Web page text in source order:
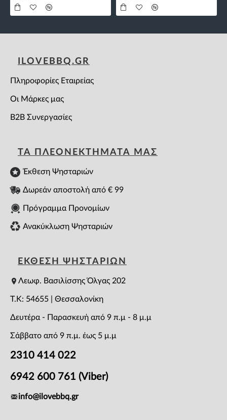
ILOVEBBQ.GR
Πληροφορίες Εταιρείας
Οι Μάρκες μας
B2B Συνεργασίες
ΤΑ ΠΛΕΟΝΕΚΤΗΜΑΤΑ ΜΑΣ
Έκθεση Ψησταριών
Δωρεάν αποστολή από € 99
Πρόγραμμα Προνομίων
Ανακύκλωση Ψησταριών
ΕΚΘΕΣΗ ΨΗΣΤΑΡΙΩΝ
Λεωφ. Βασιλίσσης Όλγας 202
T.K: 54655 | Θεσσαλονίκη
Δευτέρα - Παρασκευή από 9 π.μ - 8 μ.μ
Σάββατο από 9 π.μ. έως 5 μ.μ
2310 414 022
6942 600 761 (Viber)
info@ilovebbq.gr